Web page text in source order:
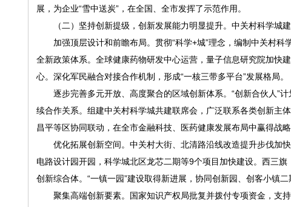
展，为企业“雪中送炭”，在全国、全市发挥了示范作用。
（二）坚持创新提级，创新发展能力明显提升。中关村科学城建
加强顶层设计和前瞻布局。贯彻“科学+城”理念，编制中关村科
全新政策体系。全球健康药物研发中心运营，量子信息研究院加快
心。深化军民融合对接合作机制，形成“一核三带多平台”发展格局。
逐步完善多元开放、高度聚合的区域创新体系。“创新合伙人”计
续合作关系。组建中关村科学城共建联席会，广泛联系各类创新主
昌平等区协同联动，在全市金融科技、医药健康发展布局中赢得战略
优化拓展创新空间。中关村大街、北清路沿线改造提升步伐加
电路设计园开园，科学城北区龙芯二期等9个项目加快建设。西三
创新综合体。“一镇一园”建设取得新进展，协同创新园、创客小镇二
聚集高端创新要素。国家知识产权局批复并拨付专项资金，支